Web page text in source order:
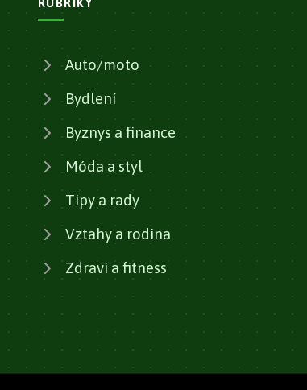
RUBRIKY
Auto/moto
Bydlení
Byznys a finance
Móda a styl
Tipy a rady
Vztahy a rodina
Zdraví a fitness